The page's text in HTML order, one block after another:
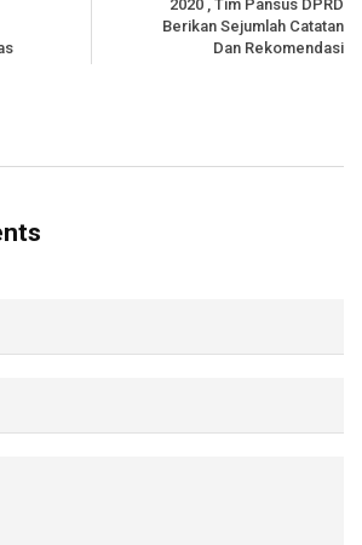
2020 , Tim Pansus DPRD
Berikan Sejumlah Catatan
Dan Rekomendasi